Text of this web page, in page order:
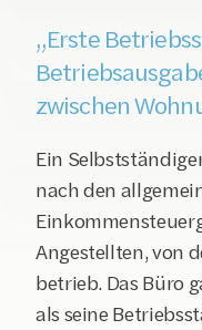
„Erste
zwischen
Ein
nach den
Angestellten, von
betrieb. Das Büro
als seine